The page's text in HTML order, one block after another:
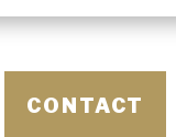
CONTACT